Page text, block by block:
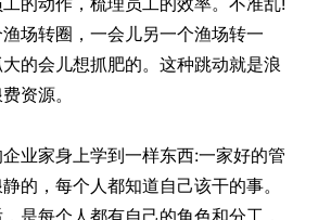
场转圈，一会儿另一个渔场转一
的会儿想抓肥的。这种跳动就是浪
资源。
业家身上学到一样东西:一家好的管
的，每个人都知道自己该干的事。
是每个人都有自己的角色和分工，